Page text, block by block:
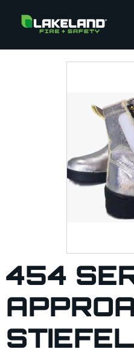
454
STIEFEL